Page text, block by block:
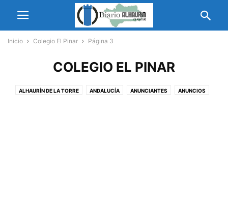
Inicio Colegio El Pinar Página 3
COLEGIO EL PINAR
ALHAURÍN DE LA TORRE ANDALUCÍA ANUNCIANTES ANUNCIOS